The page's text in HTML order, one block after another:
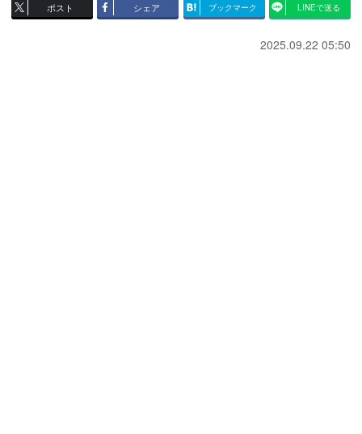
ポスト シェア ブックマーク LINEで送る
2025.09.22 05:50